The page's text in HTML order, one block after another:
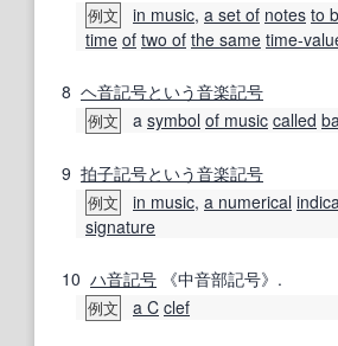
例文 in music, a set of notes to
time of two of the same time-
8 ヘ音記号という音楽記号
例文 a symbol of music called
9 拍子記号という音楽記号
例文 in music, a numerical
signature
10 ハ音記号 《中音部記号》.
例文 a C clef